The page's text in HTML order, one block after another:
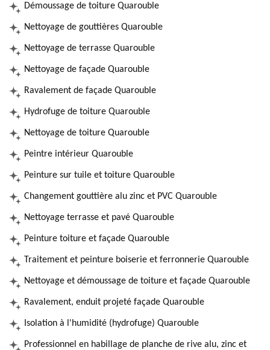
Démoussage de toiture Quarouble
Nettoyage de gouttières Quarouble
Nettoyage de terrasse Quarouble
Nettoyage de façade Quarouble
Ravalement de façade Quarouble
Hydrofuge de toiture Quarouble
Nettoyage de toiture Quarouble
Peintre intérieur Quarouble
Peinture sur tuile et toiture Quarouble
Changement gouttière alu zinc et PVC Quarouble
Nettoyage terrasse et pavé Quarouble
Peinture toiture et façade Quarouble
Traitement et peinture boiserie et ferronnerie Quarouble
Nettoyage et démoussage de toiture et façade Quarouble
Ravalement, enduit projeté façade Quarouble
Isolation à l'humidité (hydrofuge) Quarouble
Professionnel en habillage de planche de rive alu, zinc et